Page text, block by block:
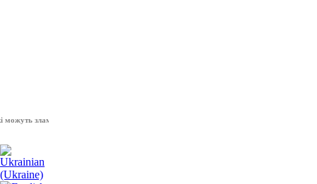
зламати волю народу, - Президент України Володимир Зеленський